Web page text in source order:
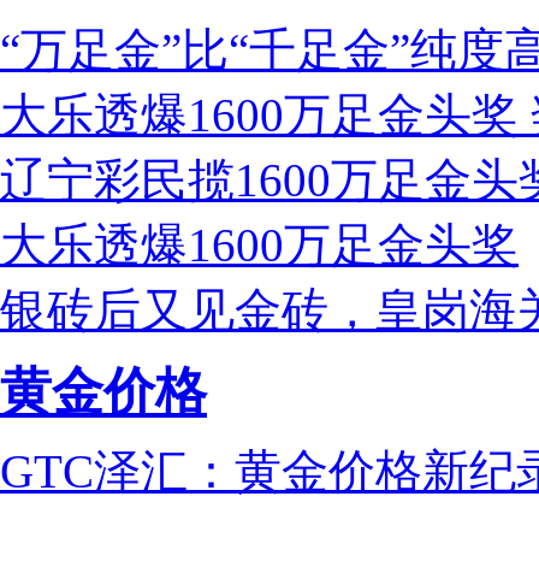
“万足金”比“千足金”纯度
大乐透爆1600万足金头
辽宁彩民揽1600万足金头
大乐透爆1600万足金头奖
银砖后又见金砖，皇岗海
黄金价格
GTC泽汇：黄金价格新纪